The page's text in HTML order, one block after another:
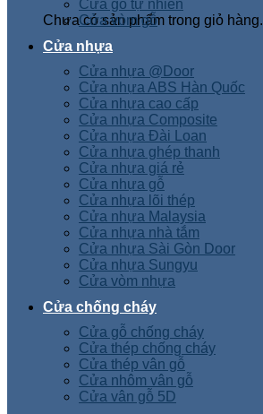
Chưa có sản phẩm trong giỏ hàng.
Cửa gỗ tự nhiên
Cửa vòm gỗ
Cửa nhựa
Cửa nhựa @Door
Cửa nhựa ABS Hàn Quốc
Cửa nhựa cao cấp
Cửa nhựa Composite
Cửa nhựa Đài Loan
Cửa nhựa ghép thanh
Cửa nhựa giá rẻ
Cửa nhựa gỗ
Cửa nhựa lõi thép
Cửa nhựa Malaysia
Cửa nhựa nhà tắm
Cửa nhựa Sài Gòn Door
Cửa nhựa Sungyu
Cửa vòm nhựa
Cửa chống cháy
Cửa gỗ chống cháy
Cửa thép chống cháy
Cửa thép vân gỗ
Cửa nhôm vân gỗ
Cửa vân gỗ 5D